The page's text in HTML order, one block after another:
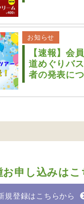
お知らせ
【速報】会
道めぐりバ
者の発表に
お申し込みはこ
規登録はこちらから